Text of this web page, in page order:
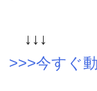
↓↓↓
>>>今すぐ